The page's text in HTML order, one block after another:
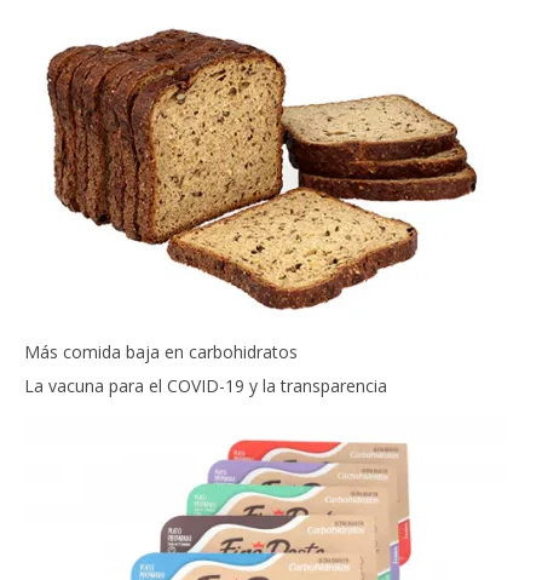
Más comida baja en carbohidratos
La vacuna para el COVID-19 y la transparencia